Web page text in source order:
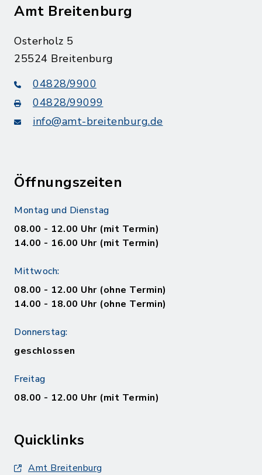
Amt Breitenburg
Osterholz 5
25524 Breitenburg
04828/9900
04828/99099
info@amt-breitenburg.de
Öffnungszeiten
Montag und Dienstag
08.00 - 12.00 Uhr (mit Termin)
14.00 - 16.00 Uhr (mit Termin)
Mittwoch:
08.00 - 12.00 Uhr (ohne Termin)
14.00 - 18.00 Uhr (ohne Termin)
Donnerstag:
geschlossen
Freitag
08.00 - 12.00 Uhr (mit Termin)
Quicklinks
Amt Breitenburg